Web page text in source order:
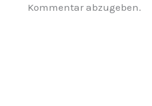
Kommentar abzugeben.